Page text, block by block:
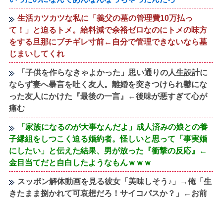
生活カツカツな私に「義父の墓の管理費10万払っ
て！」と迫るトメ。給料減で余裕ゼロなのにトメの味方
をする旦那にブチギレ寸前←自分で管理できないなら墓
じまいしてくれ
「子供を作らなきゃよかった」思い通りの人生設計に
ならず妻へ暴言を吐く友人。離婚を突きつけられ鬱にな
った友人にかけた『最後の一言』←後味が悪すぎて心が
痛む
「家族になるのが大事なんだよ」成人済みの娘との養
子縁組をしつこく迫る婚約者。怪しいと思って「事実婚
にしたい」と伝えた結果、男が放った『衝撃の反応』←
金目当てだと自白したようなもんｗｗｗ
スッポン解体動画を見る彼女「美味しそう♪」→俺「生
きたまま捌かれて可哀想だろ！サイコパスか？」←お前